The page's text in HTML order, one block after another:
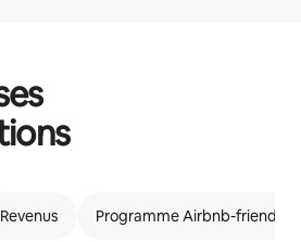
Revenus Programme Airbnb-friendly